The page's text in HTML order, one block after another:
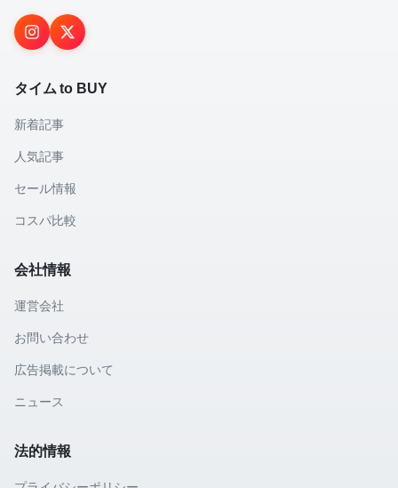
タイム to BUY
新着記事
人気記事
セール情報
コスパ比較
会社情報
運営会社
お問い合わせ
広告掲載について
ニュース
法的情報